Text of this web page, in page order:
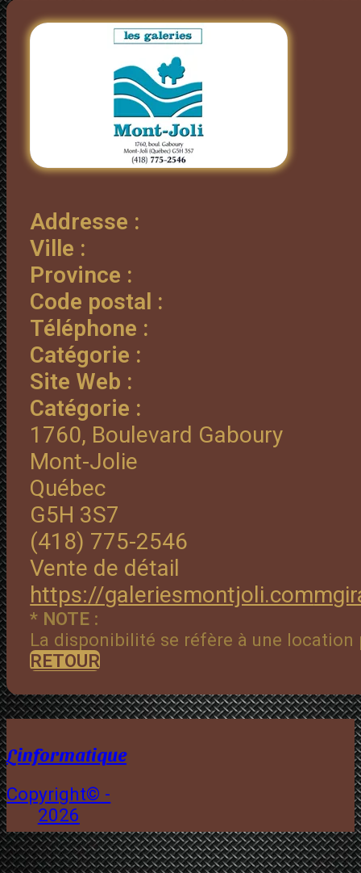
Addresse :
Ville :
Province :
Code postal :
Téléphone :
Catégorie :
Site Web :
Catégorie :
1760, Boulevard Gaboury
Mont-Jolie
Québec
G5H 3S7
(418) 775-2546
Vente de détail
https://galeriesmontjoli.com
* NOTE :
La disponibilité se réfère à une
RETOUR
Linformatique
Copyright© -
2026